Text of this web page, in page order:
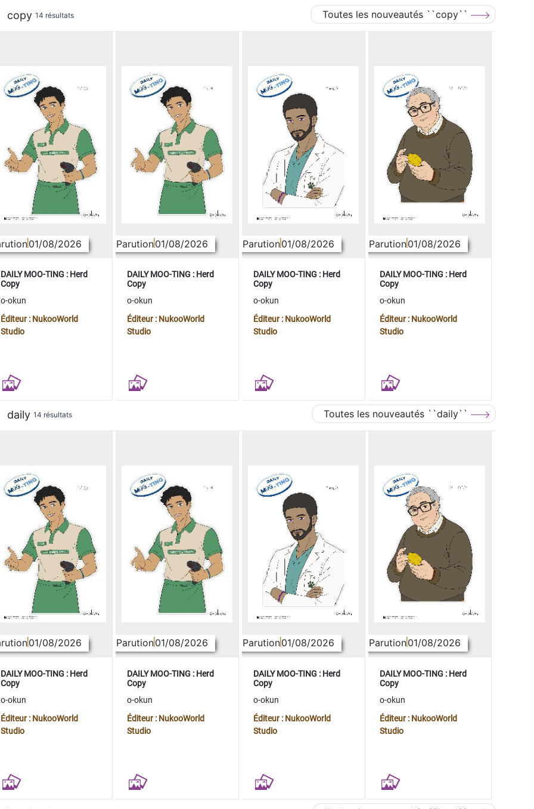
copy 14 résultats Toutes les nouveautés ``copy``
01/08/2026
DAILY MOO-TING : Herd
Copy
o-okun
Éditeur : NukooWorld
Studio
Parution01/08/2026
DAILY MOO-TING : Herd
Copy
o-okun
Éditeur : NukooWorld
Studio
Parution01/08/2026
DAILY MOO-TING : Herd
Copy
o-okun
Éditeur : NukooWorld
Studio
Parution01/08/2026
DAILY MOO-TING : Herd
Copy
o-okun
Éditeur : NukooWorld
Studio
daily 14 résultats Toutes les nouveautés ``daily``
01/08/2026
DAILY MOO-TING : Herd
Copy
o-okun
Éditeur : NukooWorld
Studio
Parution01/08/2026
DAILY MOO-TING : Herd
Copy
o-okun
Éditeur : NukooWorld
Studio
Parution01/08/2026
DAILY MOO-TING : Herd
Copy
o-okun
Éditeur : NukooWorld
Studio
Parution01/08/2026
DAILY MOO-TING : Herd
Copy
o-okun
Éditeur : NukooWorld
Studio